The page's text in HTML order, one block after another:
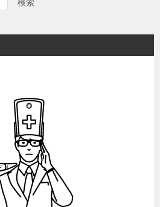
検索